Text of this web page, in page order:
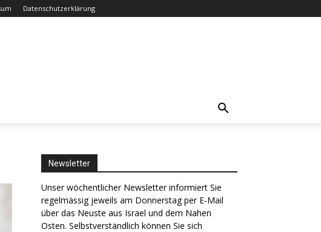
Datenschutzerklärung
Newsletter
Unser wöchentlicher Newsletter informiert Sie
regelmässig jeweils am Donnerstag per E-Mail
über das Neuste aus Israel und dem Nahen
Osten. Selbstverständlich können Sie sich